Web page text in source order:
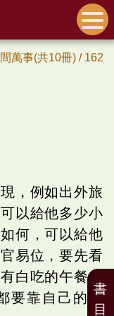
萬事(共10冊) / 162
，例如出外旅
以給他多少小
何，可以給他
易位，要先看
白吃的午餐，
要靠自己的表
書
目